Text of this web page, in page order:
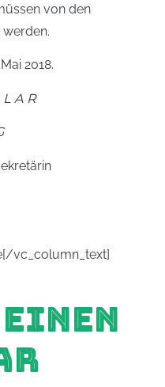
von den
2018.
vc_column_text]